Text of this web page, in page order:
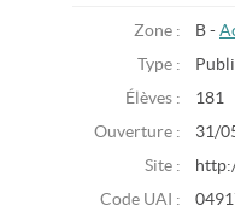
Zone : B -
Type :
Élèves :
181
Ouverture :
31/
Site :
Code UAI :